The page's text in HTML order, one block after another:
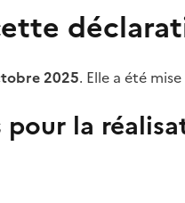
2025. Elle a été
la